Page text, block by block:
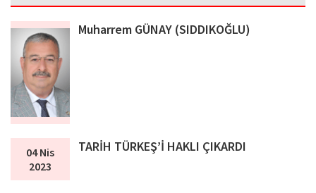
Muharrem GÜNAY (SIDDIKOĞLU)
04 Nis
2023
TARİH TÜRKEŞ’İ HAKLI ÇIKARDI